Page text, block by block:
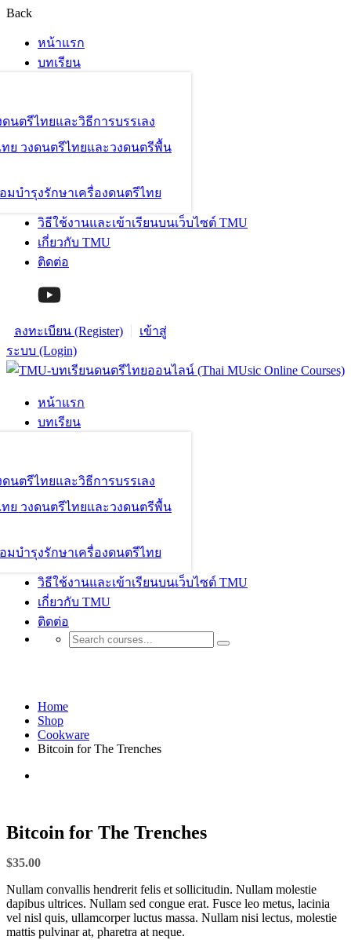
Back
หน้าแรก
บทเรียน
ดนตรีไทยและวิธีการบรรเลง
ทย วงดนตรีไทยและวงดนตรีพื้น
มบำรุงรักษาเครื่องดนตรีไทย
วิธีใช้งานและเข้าเรียนบนเว็บไซต์ TMU
เกี่ยวกับ TMU
ติดต่อ
ลงทะเบียน (Register)
เข้าสู่
ระบบ (Login)
หน้าแรก
บทเรียน
ดนตรีไทยและวิธีการบรรเลง
ทย วงดนตรีไทยและวงดนตรีพื้น
มบำรุงรักษาเครื่องดนตรีไทย
วิธีใช้งานและเข้าเรียนบนเว็บไซต์ TMU
เกี่ยวกับ TMU
ติดต่อ
Home
Shop
Cookware
Bitcoin for The Trenches
Bitcoin for The Trenches
$35.00
Nullam convallis hendrerit felis et sollicitudin. Nullam molestie
dapibus ultrices. Nullam sed congue erat. Fusce leo metus, lacinia
vel nisl quis, ullamcorper luctus massa. Nullam nisi lectus, molestie
mattis pulvinar at, pharetra at neque.